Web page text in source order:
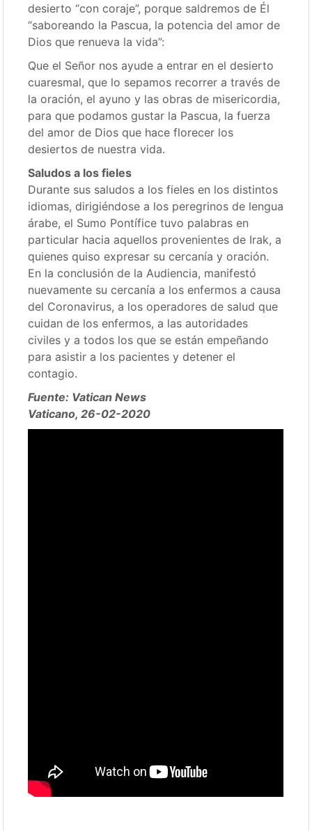
desierto “con coraje”, porque saldremos de Él
“saboreando la Pascua, la potencia del amor de
Dios que renueva la vida”:
Que el Señor nos ayude a entrar en el desierto
cuaresmal, que lo sepamos recorrer a través de
la oración, el ayuno y las obras de misericordia,
para que podamos gustar la Pascua, la fuerza
del amor de Dios que hace florecer los
desiertos de nuestra vida.
Saludos a los fieles
Durante sus saludos a los fieles en los distintos
idiomas, dirigiéndose a los peregrinos de lengua
árabe, el Sumo Pontífice tuvo palabras en
particular hacia aquellos provenientes de Irak, a
quienes quiso expresar su cercanía y oración.
En la conclusión de la Audiencia, manifestó
nuevamente su cercanía a los enfermos a causa
del Coronavirus, a los operadores de salud que
cuidan de los enfermos, a las autoridades
civiles y a todos los que se están empeñando
para asistir a los pacientes y detener el
contagio.
Fuente: Vatican News
Vaticano, 26-02-2020